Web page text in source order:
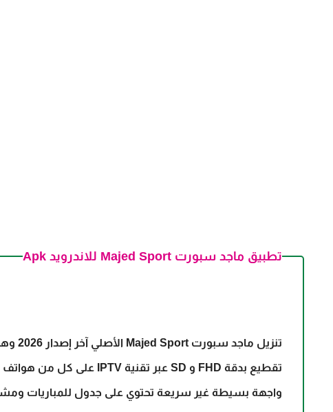
تطبيق ماجد سبورت Majed Sport للاندرويد Apk
تنزيل ماجد سبورت Majed Sport
واجهة بسيطة غير سريعة تحتوي على جدول للمباريات